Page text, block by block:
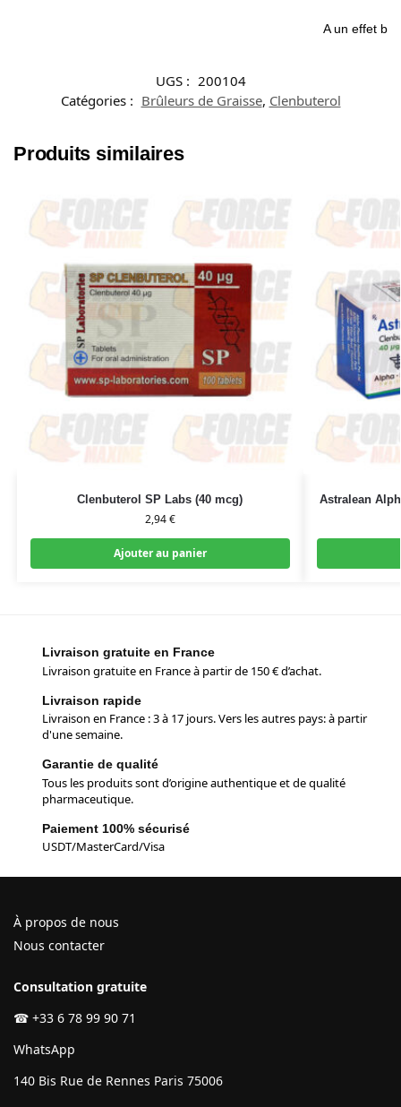
A un effet
UGS : 200104
Catégories : Brûleurs de Graisse, Clenbuterol
Produits similaires
Clenbuterol SP Labs (40 mcg)
2,94€
Ajouter au panier
Astralean
Livraison gratuite en France
Livraison gratuite en France à partir de 150 € d’achat.
Livraison rapide
Livraison en France : 3 à 17 jours. Vers les autres pays: à partir
d'une semaine.
Garantie de qualité
Tous les produits sont d’origine authentique et de qualité
pharmaceutique.
Paiement 100% sécurisé
USDT/MasterCard/Visa
À propos de nous
Nous contacter
Consultation gratuite
☎ +33 6 78 99 90 71
WhatsApp
140 Bis Rue de Rennes Paris 75006